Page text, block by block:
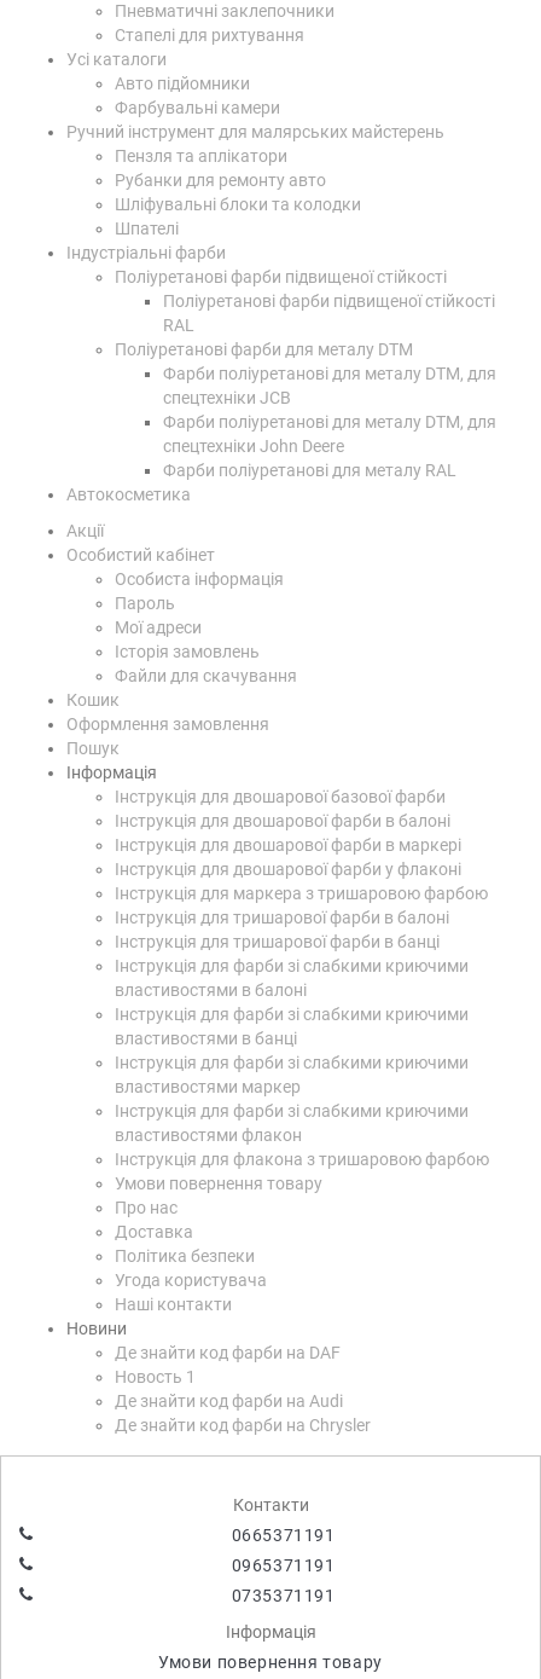
Пневматичні заклепочники
Стапелі для рихтування
Усі каталоги
Авто підйомники
Фарбувальні камери
Ручний інструмент для малярських майстерень
Пензля та аплікатори
Рубанки для ремонту авто
Шліфувальні блоки та колодки
Шпателі
Індустріальні фарби
Поліуретанові фарби підвищеної стійкості
Поліуретанові фарби підвищеної стійкості
RAL
Поліуретанові фарби для металу DTM
Фарби поліуретанові для металу DTM, для
спецтехніки JCB
Фарби поліуретанові для металу DTM, для
спецтехніки John Deere
Фарби поліуретанові для металу RAL
Автокосметика
Акції
Особистий кабінет
Особиста інформація
Пароль
Мої адреси
Історія замовлень
Файли для скачування
Кошик
Оформлення замовлення
Пошук
Інформація
Інструкція для двошарової базової фарби
Інструкція для двошарової фарби в балоні
Інструкція для двошарової фарби в маркері
Інструкція для двошарової фарби у флаконі
Інструкція для маркера з тришаровою фарбою
Інструкція для тришарової фарби в балоні
Інструкція для тришарової фарби в банці
Інструкція для фарби зі слабкими криючими
властивостями в балоні
Інструкція для фарби зі слабкими криючими
властивостями в банці
Інструкція для фарби зі слабкими криючими
властивостями маркер
Інструкція для фарби зі слабкими криючими
властивостями флакон
Інструкція для флакона з тришаровою фарбою
Умови повернення товару
Про нас
Доставка
Політика безпеки
Угода користувача
Наші контакти
Новини
Де знайти код фарби на DAF
Новость 1
Де знайти код фарби на Audi
Де знайти код фарби на Chrysler
Контакти
0665371191
0965371191
0735371191
Інформація
Умови повернення товару